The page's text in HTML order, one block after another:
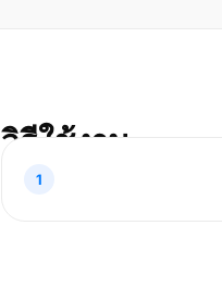
วิธีใช้งาน
1